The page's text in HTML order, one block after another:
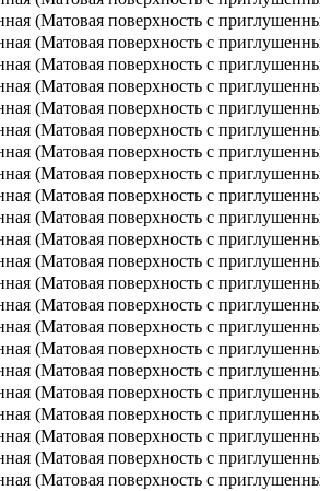
(Матовая поверхность с
(Матовая поверхность с
(Матовая поверхность с
(Матовая поверхность с
(Матовая поверхность с
(Матовая поверхность с
(Матовая поверхность с
(Матовая поверхность с
(Матовая поверхность с
(Матовая поверхность с
(Матовая поверхность с
(Матовая поверхность с
(Матовая поверхность с
(Матовая поверхность с
(Матовая поверхность с
(Матовая поверхность с
(Матовая поверхность с
(Матовая поверхность с
(Матовая поверхность с
(Матовая поверхность с
(Матовая поверхность с
(Матовая поверхность с